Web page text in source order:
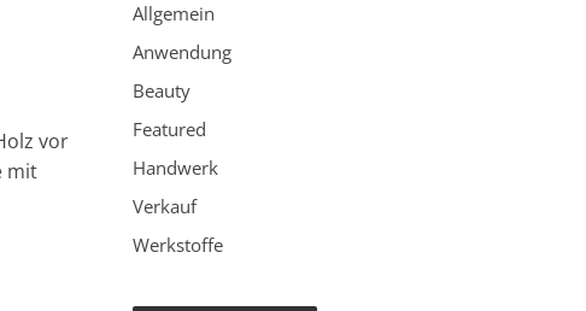
vor
mit
Allgemein
Anwendung
Beauty
Featured
Handwerk
Verkauf
Werkstoffe